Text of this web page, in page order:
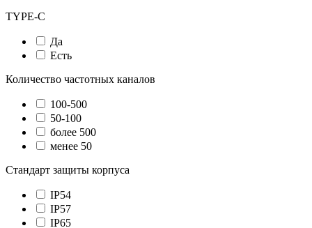
TYPE-C
Да
Есть
Количество частотных каналов
100-500
50-100
более 500
менее 50
Стандарт защиты корпуса
IP54
IP57
IP65